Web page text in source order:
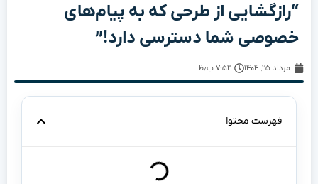
“رازگشایی از طرحی که به پیام‌های
خصوصی شما دسترسی دارد!”
مرداد ۲۵, ۱۴۰۴ ۷:۵۲ ب٫ظ
فهرست محتوا